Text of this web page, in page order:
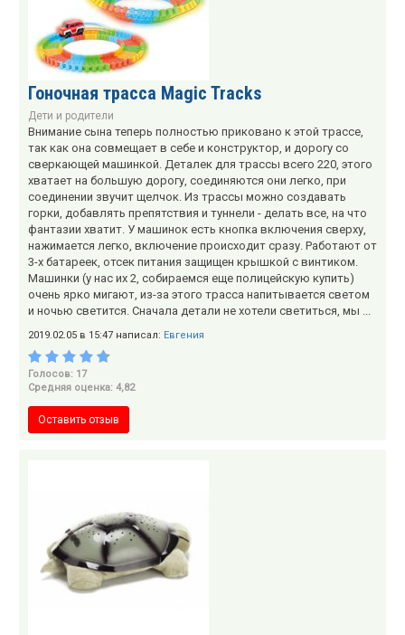
Гоночная трасса Magic Tracks
Дети и родители
Внимание сына теперь полностью приковано к этой трассе,
так как она совмещает в себе и конструктор, и дорогу со
сверкающей машинкой. Деталек для трассы всего 220, этого
хватает на большую дорогу, соединяются они легко, при
соединении звучит щелчок. Из трассы можно создавать
горки, добавлять препятствия и туннели - делать все, на что
фантазии хватит. У машинок есть кнопка включения сверху,
нажимается легко, включение происходит сразу. Работают от
3-х батареек, отсек питания защищен крышкой с винтиком.
Машинки (у нас их 2, собираемся еще полицейскую купить)
очень ярко мигают, из-за этого трасса напитывается светом
и ночью светится. Сначала детали не хотели светиться, мы ...
2019.02.05 в 15:47 написал: Евгения
Голосов: 17
Средняя оценка: 4,82
Оставить отзыв